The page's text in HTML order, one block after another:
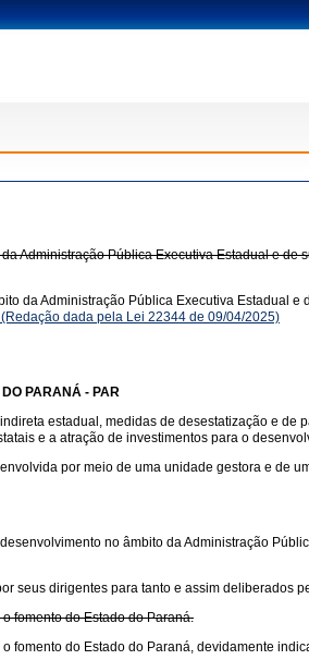
Administração Pública Executiva Estadual e
da Administração Pública Executiva Estadual
(Redação dada pela Lei 22344 de 09/04/2025)
PARANÁ - PAR
estadual, medidas de desestatização e de
e a atração de investimentos para o
por meio de uma unidade gestora e de
no âmbito da Administração
seus dirigentes para tanto e assim deliberados
fomento do Estado do Paraná.
do Estado do Paraná, devidamente